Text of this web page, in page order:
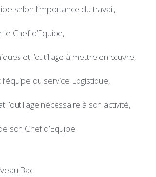
selon l’importance du travail,
Chef d’Equipe,
et l’outillage à mettre en œuvre,
du service Logistique,
l’outillage nécessaire à son activité,
son Chef d’Equipe.
Bac